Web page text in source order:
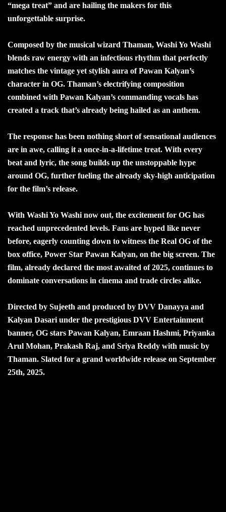
“mega treat” and are hailing the makers for this
unforgettable surprise.
Composed by the musical wizard Thaman, Washi Yo Washi
blends raw energy with an infectious rhythm that perfectly
matches the vintage yet stylish aura of Pawan Kalyan’s
character in OG. Thaman’s electrifying composition
combined with Pawan Kalyan’s commanding vocals has
created a track that’s already being hailed as an anthem.
The response has been nothing short of sensational audiences
are in awe, calling it a once-in-a-lifetime treat. With every
beat and lyric, the song builds up the unstoppable hype
around OG, further fueling the already sky-high anticipation
for the film’s release.
With Washi Yo Washi now out, the excitement for OG has
reached unprecedented levels. Fans are hyped like never
before, eagerly counting down to witness the Real OG of the
box office, Power Star Pawan Kalyan, on the big screen. The
film, already declared the most awaited of 2025, continues to
dominate conversations in cinema and trade circles alike.
Directed by Sujeeth and produced by DVV Danayya and
Kalyan Dasari under the prestigious DVV Entertainment
banner, OG stars Pawan Kalyan, Emraan Hashmi, Priyanka
Arul Mohan, Prakash Raj, and Sriya Reddy with music by
Thaman. Slated for a grand worldwide release on September
25th, 2025.